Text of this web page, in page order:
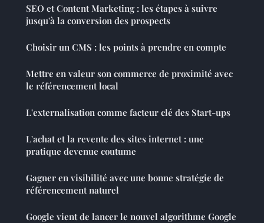
SEO et Content Marketing : les étapes à suivre
jusqu'à la conversion des prospects
Choisir un CMS : les points à prendre en compte
Mettre en valeur son commerce de proximité avec
le référencement local
L'externalisation comme facteur clé des Start-ups
L'achat et la revente des sites internet : une
pratique devenue coutume
Gagner en visibilité avec une bonne stratégie de
référencement naturel
Google vient de lancer le nouvel algorithme Google